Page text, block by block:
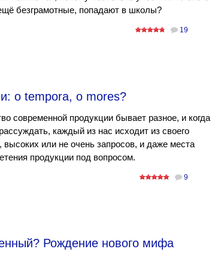
безграмотные, попадают в школы?
19
o tempora, o mores?
современной продукции бывает разное, и когда
каждый из нас исходит из своего
высоких или не очень запросов, и даже места
продукции под вопросом.
9
Рождение нового мифа